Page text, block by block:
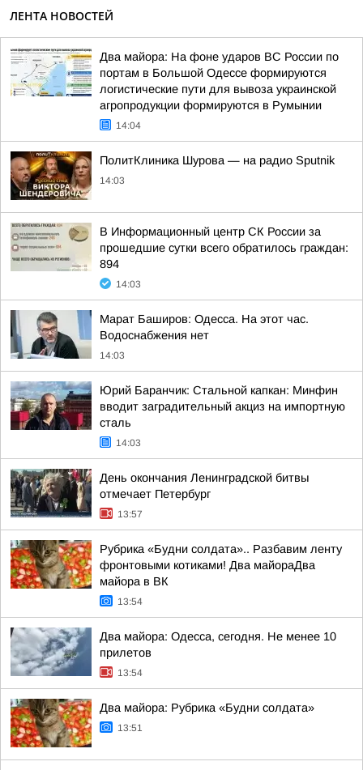
ЛЕНТА НОВОСТЕЙ
Два майора: На фоне ударов ВС России по
портам в Большой Одессе формируются
логистические пути для вывоза украинской
агропродукции формируются в Румынии
14:04
ПолитКлиника Шурова — на радио Sputnik
14:03
В Информационный центр СК России за
прошедшие сутки всего обратилось граждан:
894
14:03
Марат Баширов: Одесса. На этот час.
Водоснабжения нет
14:03
Юрий Баранчик: Стальной капкан: Минфин
вводит заградительный акциз на импортную
сталь
14:03
День окончания Ленинградской битвы
отмечает Петербург
13:57
Рубрика «Будни солдата».. Разбавим ленту
фронтовыми котиками! Два майораДва
майора в ВК
13:54
Два майора: Одесса, сегодня. Не менее 10
прилетов
13:54
Два майора: Рубрика «Будни солдата»
13:51